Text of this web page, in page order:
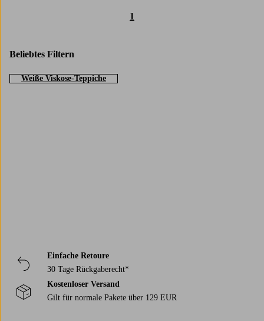
1
Beliebtes Filtern
Weiße Viskose-Teppiche
Einfache Retoure
30 Tage Rückgaberecht*
Kostenloser Versand
Gilt für normale Pakete über 129 EUR